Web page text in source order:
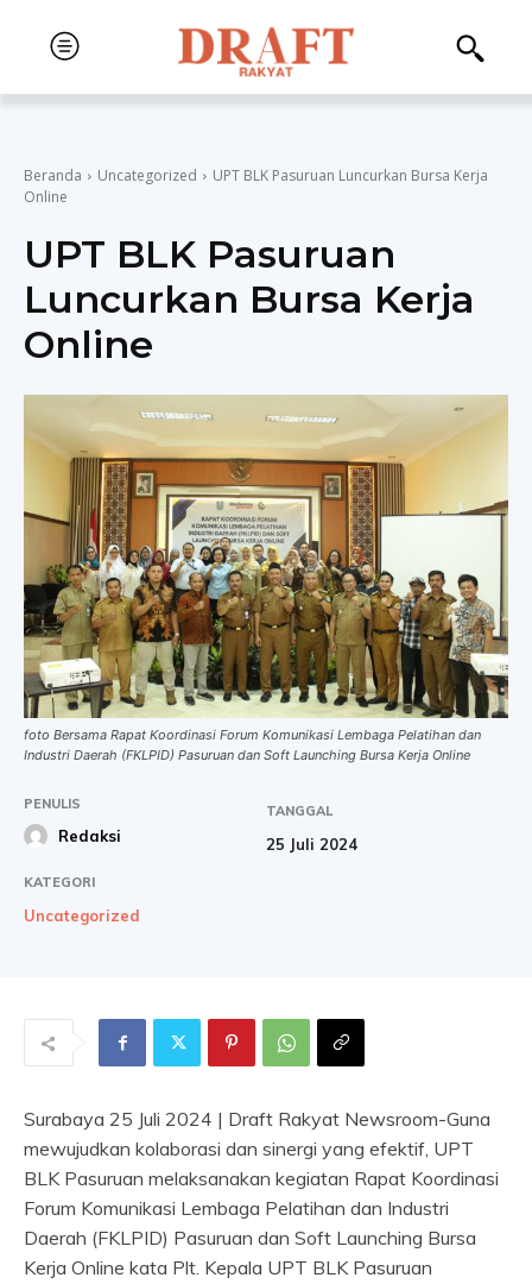
Beranda Uncategorized
UPT BLK Pasuruan Luncurkan Bursa Kerja
Online
UPT BLK Pasuruan
Luncurkan Bursa Kerja
Online
foto Bersama Rapat Koordinasi Forum Komunikasi Lembaga Pelatihan dan
Industri Daerah (FKLPID) Pasuruan dan Soft Launching Bursa Kerja Online
PENULIS
Redaksi
TANGGAL
25 Juli 2024
KATEGORI
Uncategorized
Surabaya 25 Juli 2024 | Draft Rakyat Newsroom-Guna
mewujudkan kolaborasi dan sinergi yang efektif, UPT
BLK Pasuruan melaksanakan kegiatan Rapat Koordinasi
Forum Komunikasi Lembaga Pelatihan dan Industri
Daerah (FKLPID) Pasuruan dan Soft Launching Bursa
Kerja Online kata Plt. Kepala UPT BLK Pasuruan